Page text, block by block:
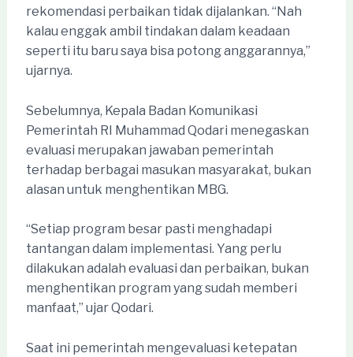
rekomendasi perbaikan tidak dijalankan. “Nah
kalau enggak ambil tindakan dalam keadaan
seperti itu baru saya bisa potong anggarannya,”
ujarnya.
Sebelumnya, Kepala Badan Komunikasi
Pemerintah RI Muhammad Qodari menegaskan
evaluasi merupakan jawaban pemerintah
terhadap berbagai masukan masyarakat, bukan
alasan untuk menghentikan MBG.
“Setiap program besar pasti menghadapi
tantangan dalam implementasi. Yang perlu
dilakukan adalah evaluasi dan perbaikan, bukan
menghentikan program yang sudah memberi
manfaat,” ujar Qodari.
Saat ini pemerintah mengevaluasi ketepatan